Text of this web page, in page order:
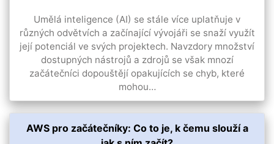
Umělá inteligence (AI) se stále více uplatňuje v
různých odvětvích a začínající vývojáři se snaží využít
její potenciál ve svých projektech. Navzdory množství
dostupných nástrojů a zdrojů se však mnozí
začátečníci dopouštějí opakujících se chyb, které
mohou…
AWS pro začátečníky: Co to je, k čemu slouží a